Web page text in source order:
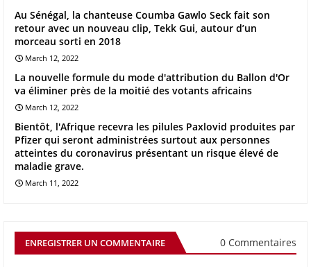
Au Sénégal, la chanteuse Coumba Gawlo Seck fait son
retour avec un nouveau clip, Tekk Gui, autour d’un
morceau sorti en 2018
March 12, 2022
La nouvelle formule du mode d'attribution du Ballon d'Or
va éliminer près de la moitié des votants africains
March 12, 2022
Bientôt, l'Afrique recevra les pilules Paxlovid produites par
Pfizer qui seront administrées surtout aux personnes
atteintes du coronavirus présentant un risque élevé de
maladie grave.
March 11, 2022
ENREGISTRER UN COMMENTAIRE 0 Commentaires